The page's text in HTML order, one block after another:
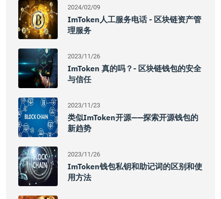
2024/02/09
ImToken人工服务电话 - 区块链资产管
理服务
2023/11/26
ImToken 真的吗？- 区块链钱包的安全
与信任
2023/11/23
类似imToken开源——探索开源钱包的
新趋势
2023/11/26
ImToken钱包私钥和助记词的区别和使
用方法